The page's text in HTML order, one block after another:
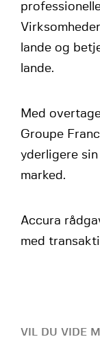
lande og
lande.
Med
Groupe
yderligere
marked.
Accura
med
VIL DU VIDE